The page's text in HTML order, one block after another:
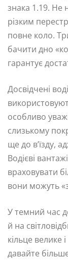
знака 1.19. Не
різким
повне коло.
бачити дно
гарантує
Досвідчені
особливо
слизькому
ще до в’їзду,
Водієві
враховувати
вони можуть
У темний час
й на
кільце велике
давайте